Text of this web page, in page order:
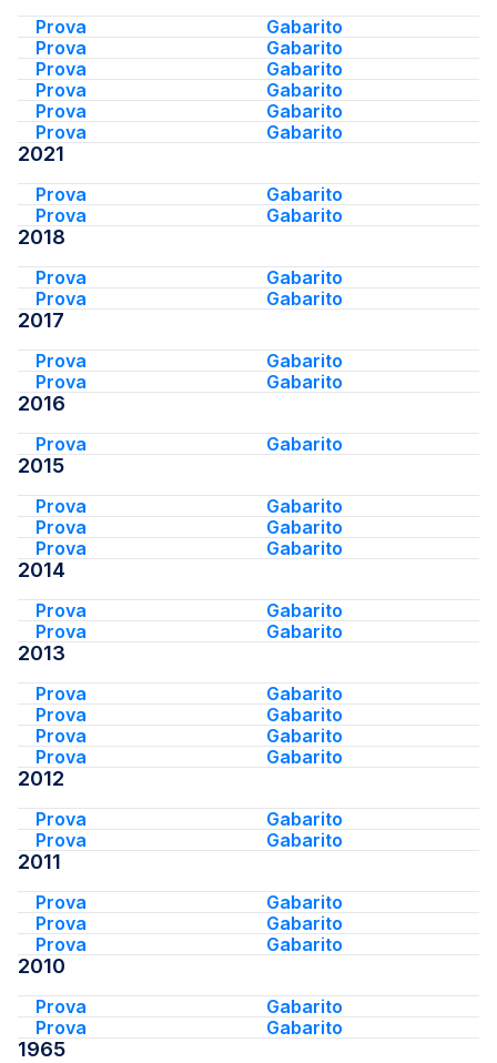
Prova
Gabarito
Prova
Gabarito
Prova
Gabarito
Prova
Gabarito
Prova
Gabarito
Prova
Gabarito
2021
Prova
Gabarito
Prova
Gabarito
2018
Prova
Gabarito
Prova
Gabarito
2017
Prova
Gabarito
Prova
Gabarito
2016
Prova Gabarito
2015
Prova
Gabarito
Prova
Gabarito
Prova
Gabarito
2014
Prova
Gabarito
Prova
Gabarito
2013
Prova
Gabarito
Prova
Gabarito
Prova
Gabarito
Prova
Gabarito
2012
Prova
Gabarito
Prova
Gabarito
2011
Prova
Gabarito
Prova
Gabarito
Prova
Gabarito
2010
Prova
Gabarito
Prova
Gabarito
1965